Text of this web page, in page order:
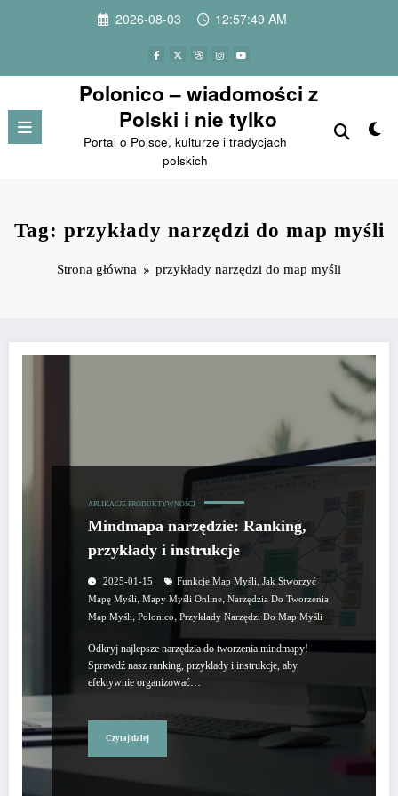
2026-08-03 12:57:49 AM
Polonico – wiadomości z
Polski i nie tylko
Portal o Polsce, kulturze i tradycjach
polskich
Tag: przykłady narzędzi do map myśli
Strona główna przykłady narzędzi do map myśli
APLIKACJE PRODUKTYWNOŚCI
Mindmapa narzędzie: Ranking,
przykłady i instrukcje
2025-01-15 Funkcje Map Myśli, Jak Stworzyć
Mapę Myśli, Mapy Myśli Online, Narzędzia Do Tworzenia
Map Myśli, Polonico, Przykłady Narzędzi Do Map Myśli
Odkryj najlepsze narzędzia do tworzenia mindmapy!
Sprawdź nasz ranking, przykłady i instrukcje, aby
efektywnie organizować…
Czytaj dalej